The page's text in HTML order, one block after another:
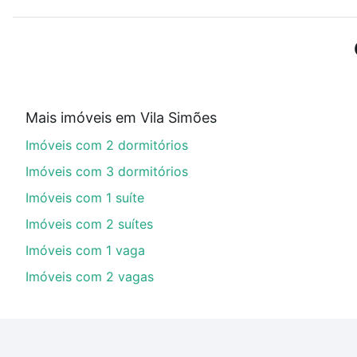
ou sem vaga de garagem para combinar
Imóveis à venda em Vila Simões, Londrina, PR ideal
Qual o preço de Imóveis à venda em Vila
Aqui na Loft temos a oferta ideal para você, com
imobiliário as parcelas podem se adequar ao seu
custa comprar um apartamento
Mais imóveis em Vila Simões
Imóveis com 2 dormitórios
Imóveis com 3 dormitórios
Imóveis com 1 suíte
Imóveis com 2 suítes
Imóveis com 1 vaga
Imóveis com 2 vagas